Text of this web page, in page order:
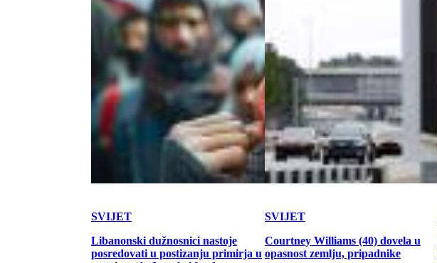
SVIJET
Libanonski dužnosnici nastoje
posredovati u postizanju primirja u
SVIJET
Courtney Williams (40) dovela u
opasnost zemlju, pripadnike